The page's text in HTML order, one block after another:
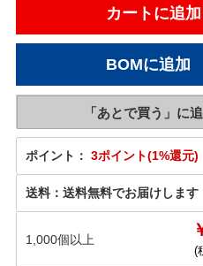
ポイント： 3ポイント(1%還元)
送料： 送料無料でお届けします
1,000個以上
(